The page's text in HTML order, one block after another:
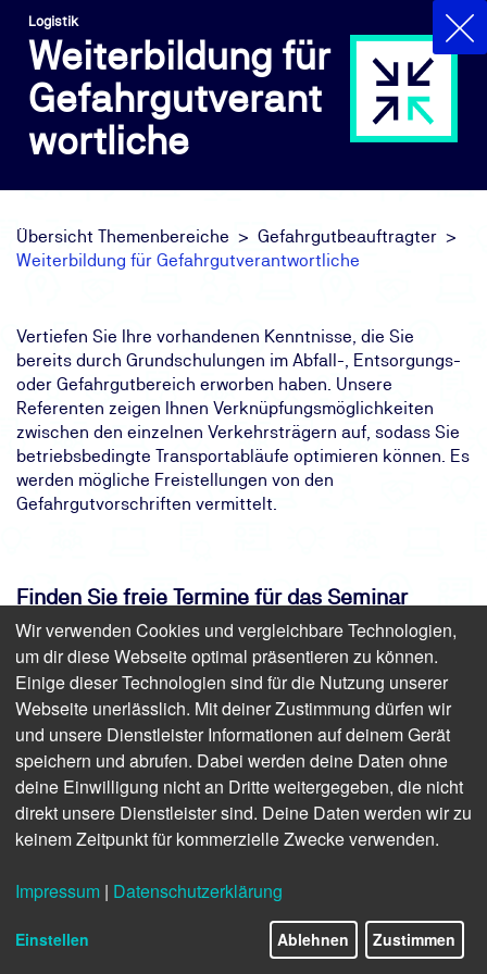
Logistik
Weiterbildung für
Gefahrgutverant
wortliche
Übersicht Themenbereiche
Gefahrgutbeauftragter
Weiterbildung für Gefahrgutverantwortliche
Vertiefen Sie Ihre vorhandenen Kenntnisse, die Sie
bereits durch Grundschulungen im Abfall-, Entsorgungs-
oder Gefahrgutbereich erworben haben. Unsere
Referenten zeigen Ihnen Verknüpfungsmöglichkeiten
zwischen den einzelnen Verkehrsträgern auf, sodass Sie
betriebsbedingte Transportabläufe optimieren können. Es
werden mögliche Freistellungen von den
Gefahrgutvorschriften vermittelt.
Finden Sie freie Termine für das Seminar
Weiterbildung für
Gefahrgutverantwortliche
Präsenz | 2 Tage | ab 809,20 € inkl. USt.
(680,00 € zzgl. USt.)
Wir verwenden Cookies und vergleichbare Technologien,
um dir diese Webseite optimal präsentieren zu können.
Einige dieser Technologien sind für die Nutzung unserer
Webseite unerlässlich. Mit deiner Zustimmung dürfen wir
und unsere Dienstleister Informationen auf deinem Gerät
speichern und abrufen. Dabei werden deine Daten ohne
deine Einwilligung nicht an Dritte weitergegeben, die nicht
direkt unsere Dienstleister sind. Deine Daten werden wir zu
keinem Zeitpunkt für kommerzielle Zwecke verwenden.
Impressum | Datenschutzerklärung
Einstellen Ablehnen Zustimmen